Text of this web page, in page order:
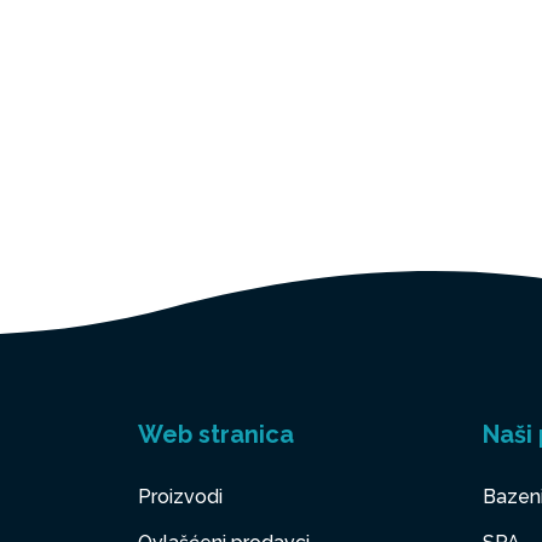
Web stranica
Proizvodi
Naši